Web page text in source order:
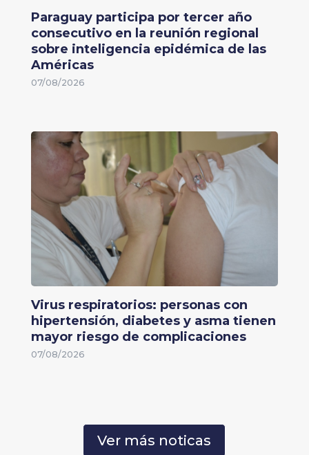
Paraguay participa por tercer año
consecutivo en la reunión regional
sobre inteligencia epidémica de las
Américas
07/08/2026
Virus respiratorios: personas con
hipertensión, diabetes y asma tienen
mayor riesgo de complicaciones
07/08/2026
Ver más noticas